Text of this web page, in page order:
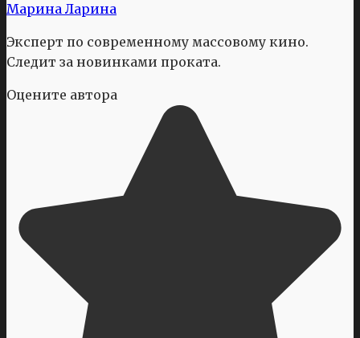
Марина Ларина
Эксперт по современному массовому кино.
Следит за новинками проката.
Оцените автора